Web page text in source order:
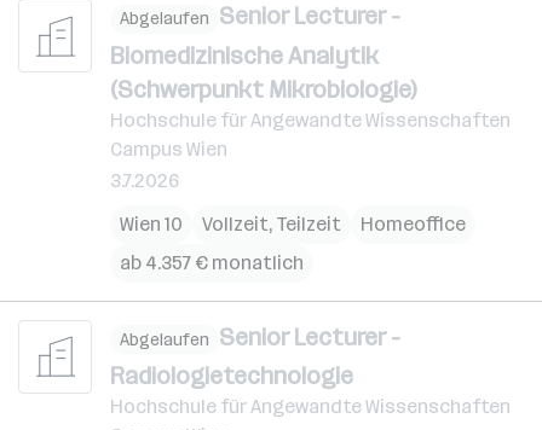
Abgelaufen Senior Lecturer -
Biomedizinische Analytik
(Schwerpunkt Mikrobiologie)
Hochschule für Angewandte Wissenschaften
Campus Wien
3.7.2026
Wien 10
Vollzeit, Teilzeit
Homeoffice
ab 4.357 € monatlich
Abgelaufen Senior Lecturer -
Radiologietechnologie
Hochschule für Angewandte Wissenschaften